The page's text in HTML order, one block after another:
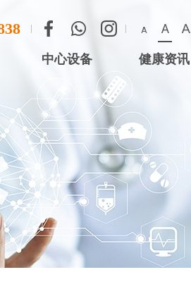
A A A
(尖沙咀星光
(将军澳)
(西湾河)
中心 (元朗)
中心设备 健康资讯